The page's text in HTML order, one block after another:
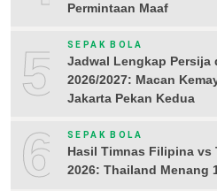
Permintaan Maaf
5 SEPAK BOLA
Jadwal Lengkap Persija
2026/2027: Macan
Jakarta Pekan Kedua
6 SEPAK BOLA
Hasil Timnas Filipina vs
2026: Thailand Menang